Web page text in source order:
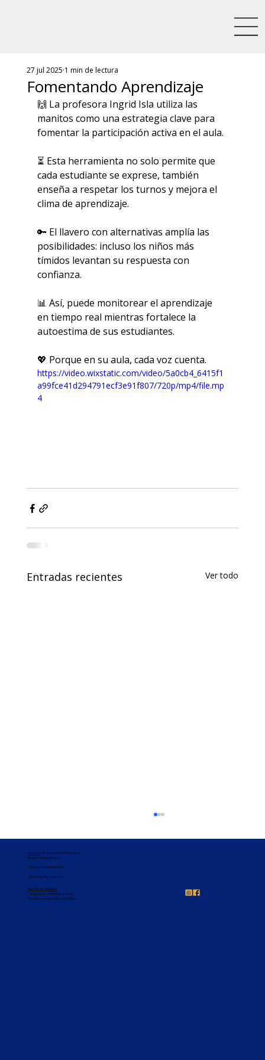
Fomentando Aprendizaje
27 jul 2025 1 min de lectura
🙌 La profesora Ingrid Isla utiliza las
manitos como una estrategia clave para
fomentar la participación activa en el aula.
⏳ Esta herramienta no solo permite que
cada estudiante se exprese, también
enseña a respetar los turnos y mejora el
clima de aprendizaje.
🔑 El llavero con alternativas amplía las
posibilidades: incluso los niños más
tímidos levantan su respuesta con
confianza.
📊 Así, puede monitorear el aprendizaje
en tiempo real mientras fortalece la
autoestima de sus estudiantes.
💖 Porque en su aula, cada voz cuenta.
https://video.wixstatic.com/video/5a0cb4_6415f1
a99fce41d294791ecf3e91f807/720p/mp4/file.mp
4
Entradas recientes Ver todo
Dirección: El Tranque 1274, Pudahuel,
Región Metropolitana
Teléfono:+569 62837921
villasanig@gmail.com
Horario de atención
Colegio: Lun a Vie 08:00 a 16:00
Docentes: Jue de 15:30 a 16:30hrs